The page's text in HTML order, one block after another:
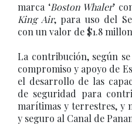
marca ‘Boston Whaler’
King Air, para uso del
con un valor de $1.8
La contribución, según
compromiso y apoyo de
el desarrollo de las
de seguridad para
marítimas y terrestres, y
y seguro al Canal de